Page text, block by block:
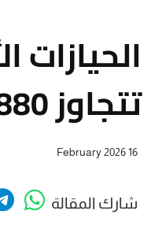
الحيازات
تتجاوز 880 مليار يورو
16 February 2026
شارك المقالة